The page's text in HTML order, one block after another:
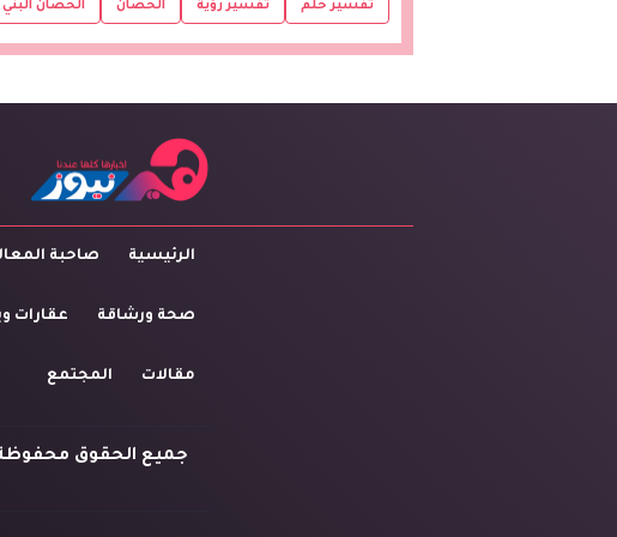
تفسير حلم تفسير رؤية الحصان الحصان البني
الرئيسية صاحبة
صحة ورشاقة عقارات
مقالات المجتمع
جميع الحقوق